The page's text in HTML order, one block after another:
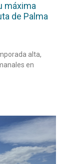
máxima
de Palma
alta,
en